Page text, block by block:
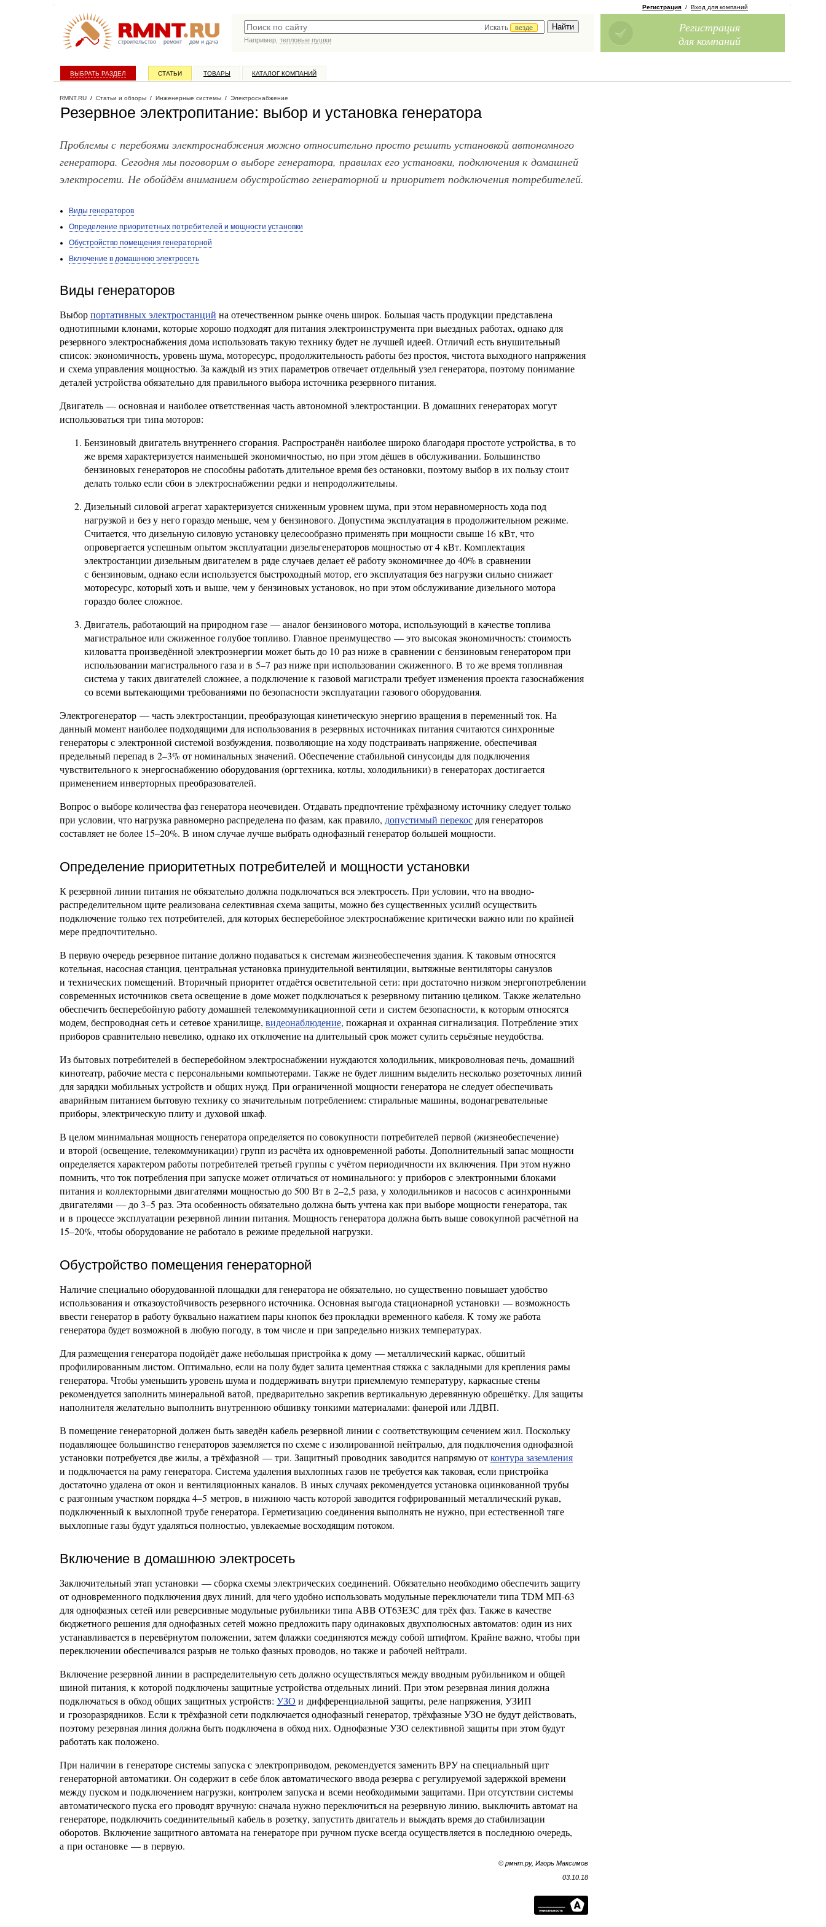
строительство ремонт дом и дача
Искать
везде
Например, тепловые пушки
Регистрация / Вход для компаний
Регистрация
для компаний
ВЫБРАТЬ РАЗДЕЛ СТАТЬИ ТОВАРЫ КАТАЛОГ КОМПАНИЙ
RMNT.RU / Статьи и обзоры / Инженерные системы / Электроснабжение
Резервное электропитание: выбор и установка генератора
Проблемы с перебоями электроснабжения можно относительно просто решить установкой автономного
генератора. Сегодня мы поговорим о выборе генератора, правилах его установки, подключения к домашней
электросети. Не обойдём вниманием обустройство генераторной и приоритет подключения потребителей.
Виды генераторов
Определение приоритетных потребителей и мощности установки
Обустройство помещения генераторной
Включение в домашнюю электросеть
Виды генераторов
Выборпортативных электростанций на отечественном рынке очень широк. Большая часть продукции представлена
однотипными клонами, которые хорошо подходят для питания электроинструмента при выездных работах, однако для
резервного электроснабжения дома использовать такую технику будет не лучшей идеей. Отличий есть внушительный
список: экономичность, уровень шума, моторесурс, продолжительность работы без простоя, чистота выходного напряжения
и схема управления мощностью. За каждый из этих параметров отвечает отдельный узел генератора, поэтому понимание
деталей устройства обязательно для правильного выбора источника резервного питания.
Двигатель — основная и наиболее ответственная часть автономной электростанции. В домашних генераторах могут
использоваться три типа моторов:
Бензиновый двигатель внутреннего сгорания. Распространён наиболее широко благодаря простоте устройства, в то
же время характеризуется наименьшей экономичностью, но при этом дёшев в обслуживании. Большинство
бензиновых генераторов не способны работать длительное время без остановки, поэтому выбор в их пользу стоит
делать только если сбои в электроснабжении редки и непродолжительны.
Дизельный силовой агрегат характеризуется сниженным уровнем шума, при этом неравномерность хода под
нагрузкой и без у него гораздо меньше, чем у бензинового. Допустима эксплуатация в продолжительном режиме.
Считается, что дизельную силовую установку целесообразно применять при мощности свыше 16 кВт, что
опровергается успешным опытом эксплуатации дизельгенераторов мощностью от 4 кВт. Комплектация
электростанции дизельным двигателем в ряде случаев делает её работу экономичнее до 40% в сравнении
с бензиновым, однако если используется быстроходный мотор, его эксплуатация без нагрузки сильно снижает
моторесурс, который хоть и выше, чем у бензиновых установок, но при этом обслуживание дизельного мотора
гораздо более сложное.
Двигатель, работающий на природном газе — аналог бензинового мотора, использующий в качестве топлива
магистральное или сжиженное голубое топливо. Главное преимущество — это высокая экономичность: стоимость
киловатта произведённой электроэнергии может быть до 10 раз ниже в сравнении с бензиновым генератором при
использовании магистрального газа и в 5–7 раз ниже при использовании сжиженного. В то же время топливная
система у таких двигателей сложнее, а подключение к газовой магистрали требует изменения проекта газоснабжения
со всеми вытекающими требованиями по безопасности эксплуатации газового оборудования.
Электрогенератор — часть электростанции, преобразующая кинетическую энергию вращения в переменный ток. На
данный момент наиболее подходящими для использования в резервных источниках питания считаются синхронные
генераторы с электронной системой возбуждения, позволяющие на ходу подстраивать напряжение, обеспечивая
предельный перепад в 2–3% от номинальных значений. Обеспечение стабильной синусоиды для подключения
чувствительного к энергоснабжению оборудования (оргтехника, котлы, холодильники) в генераторах достигается
применением инверторных преобразователей.
Вопрос о выборе количества фаз генератора неочевиден. Отдавать предпочтение трёхфазному источнику следует только
при условии, что нагрузка равномерно распределена по фазам, как правило, допустимый перекос для генераторов
составляет не более 15–20%. В ином случае лучше выбрать однофазный генератор большей мощности.
Определение приоритетных потребителей и мощности установки
К резервной линии питания не обязательно должна подключаться вся электросеть. При условии, что на вводно-
распределительном щите реализована селективная схема защиты, можно без существенных усилий осуществить
подключение только тех потребителей, для которых бесперебойное электроснабжение критически важно или по крайней
мере предпочтительно.
В первую очередь резервное питание должно подаваться к системам жизнеобеспечения здания. К таковым относятся
котельная, насосная станция, центральная установка принудительной вентиляции, вытяжные вентиляторы санузлов
и технических помещений. Вторичный приоритет отдаётся осветительной сети: при достаточно низком энергопотреблении
современных источников света освещение в доме может подключаться к резервному питанию целиком. Также желательно
обеспечить бесперебойную работу домашней телекоммуникационной сети и систем безопасности, к которым относятся
модем, беспроводная сеть и сетевое хранилище, видеонаблюдение, пожарная и охранная сигнализация. Потребление этих
приборов сравнительно невелико, однако их отключение на длительный срок может сулить серьёзные неудобства.
Из бытовых потребителей в бесперебойном электроснабжении нуждаются холодильник, микроволновая печь, домашний
кинотеатр, рабочие места с персональными компьютерами. Также не будет лишним выделить несколько розеточных линий
для зарядки мобильных устройств и общих нужд. При ограниченной мощности генератора не следует обеспечивать
аварийным питанием бытовую технику со значительным потреблением: стиральные машины, водонагревательные
приборы, электрическую плиту и духовой шкаф.
В целом минимальная мощность генератора определяется по совокупности потребителей первой (жизнеобеспечение)
и второй (освещение, телекоммуникации) групп из расчёта их одновременной работы. Дополнительный запас мощности
определяется характером работы потребителей третьей группы с учётом периодичности их включения. При этом нужно
помнить, что ток потребления при запуске может отличаться от номинального: у приборов с электронными блоками
питания и коллекторными двигателями мощностью до 500 Вт в 2–2,5 раза, у холодильников и насосов с асинхронными
двигателями — до 3–5 раз. Эта особенность обязательно должна быть учтена как при выборе мощности генератора, так
и в процессе эксплуатации резервной линии питания. Мощность генератора должна быть выше совокупной расчётной на
15–20%, чтобы оборудование не работало в режиме предельной нагрузки.
Обустройство помещения генераторной
Наличие специально оборудованной площадки для генератора не обязательно, но существенно повышает удобство
использования и отказоустойчивость резервного источника. Основная выгода стационарной установки — возможность
ввести генератор в работу буквально нажатием пары кнопок без прокладки временного кабеля. К тому же работа
генератора будет возможной в любую погоду, в том числе и при запредельно низких температурах.
Для размещения генератора подойдёт даже небольшая пристройка к дому — металлический каркас, обшитый
профилированным листом. Оптимально, если на полу будет залита цементная стяжка с закладными для крепления рамы
генератора. Чтобы уменьшить уровень шума и поддерживать внутри приемлемую температуру, каркасные стены
рекомендуется заполнить минеральной ватой, предварительно закрепив вертикальную деревянную обрешётку. Для защиты
наполнителя желательно выполнить внутреннюю обшивку тонкими материалами: фанерой или ЛДВП.
В помещение генераторной должен быть заведён кабель резервной линии с соответствующим сечением жил. Поскольку
подавляющее большинство генераторов заземляется по схеме с изолированной нейтралью, для подключения однофазной
установки потребуется две жилы, а трёхфазной — три. Защитный проводник заводится напрямую отконтура заземления
и подключается на раму генератора. Система удаления выхлопных газов не требуется как таковая, если пристройка
достаточно удалена от окон и вентиляционных каналов. В иных случаях рекомендуется установка оцинкованной трубы
с разгонным участком порядка 4–5 метров, в нижнюю часть которой заводится гофрированный металлический рукав,
подключенный к выхлопной трубе генератора. Герметизацию соединения выполнять не нужно, при естественной тяге
выхлопные газы будут удаляться полностью, увлекаемые восходящим потоком.
Включение в домашнюю электросеть
Заключительный этап установки — сборка схемы электрических соединений. Обязательно необходимо обеспечить защиту
от одновременного подключения двух линий, для чего удобно использовать модульные переключатели типа TDM МП-63
для однофазных сетей или реверсивные модульные рубильники типа ABB OT63E3C для трёх фаз. Также в качестве
бюджетного решения для однофазных сетей можно предложить пару одинаковых двухполюсных автоматов: один из них
устанавливается в перевёрнутом положении, затем флажки соединяются между собой штифтом. Крайне важно, чтобы при
переключении обеспечивался разрыв не только фазных проводов, но также и рабочей нейтрали.
Включение резервной линии в распределительную сеть должно осуществляться между вводным рубильником и общей
шиной питания, к которой подключены защитные устройства отдельных линий. При этом резервная линия должна
подключаться в обход общих защитных устройств: УЗО и дифференциальной защиты, реле напряжения, УЗИП
и грозоразрядников. Если к трёхфазной сети подключается однофазный генератор, трёхфазные УЗО не будут действовать,
поэтому резервная линия должна быть подключена в обход них. Однофазные УЗО селективной защиты при этом будут
работать как положено.
При наличии в генераторе системы запуска с электроприводом, рекомендуется заменить ВРУ на специальный щит
генераторной автоматики. Он содержит в себе блок автоматического ввода резерва с регулируемой задержкой времени
между пуском и подключением нагрузки, контролем запуска и всеми необходимыми защитами. При отсутствии системы
автоматического пуска его проводят вручную: сначала нужно переключиться на резервную линию, выключить автомат на
генераторе, подключить соединительный кабель в розетку, запустить двигатель и выждать время до стабилизации
оборотов. Включение защитного автомата на генераторе при ручном пуске всегда осуществляется в последнюю очередь,
а при остановке — в первую.
© рмнт.ру, Игорь Максимов
03.10.18